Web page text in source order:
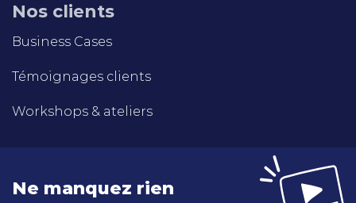
Nos clients
Business Cases
Témoignages clients
Workshops & ateliers
Ne manquez rien